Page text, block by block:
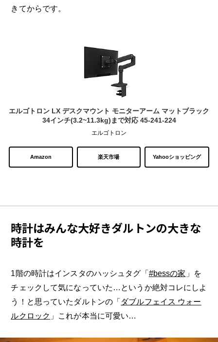
きてからです。
エルゴトロン LX デスクマウント モニターアーム マットブラック
34インチ(3.2~11.3kg)まで対応 45-241-224
エルゴトロン
Amazon 楽天市場 Yahooショッピング
時計はみんな大好きダルトンの大きな
時計を
1階の時計はインスタのハッシュタグ「 #bessの家 」を
チェックして気になっていた…というか絶対コレにしよ
う！と思っていたダルトンの「 ダブルフェイス ウォー
ルクロック 」これが本当に可愛い…